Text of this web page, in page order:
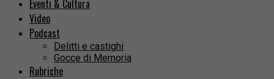
Eventi & Cultura
Video
Podcast
Delitti e castighi
Gocce di Memoria
Rubriche